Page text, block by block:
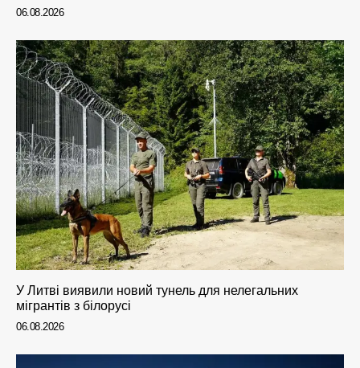
06.08.2026
У Литві виявили новий тунель для нелегальних
мігрантів з білорусі
06.08.2026